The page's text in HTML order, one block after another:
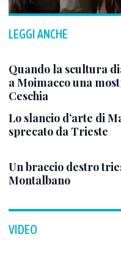
LEGGI ANCHE
Quando la scultura
a Moimacco una
Ceschia
Lo slancio d’arte di
sprecato da Trieste
Un braccio destro
Montalbano
VIDEO